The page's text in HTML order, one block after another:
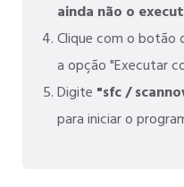
ainda não o
Clique com o botão
a opção "Executar
Digite "sfc /
para iniciar o